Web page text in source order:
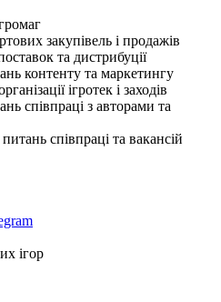
закупівель і продажів
та дистрибуції
контенту та маркетингу
ігротек і заходів
співпраці з авторами та
питань співпраці та вакансій
ігор